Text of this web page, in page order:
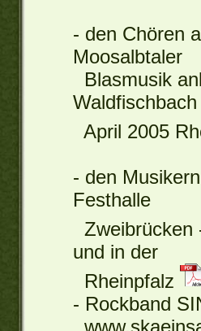
- den Chören
Moosalbtaler
Blasmusik
Waldfischbach
April 2005
- den
Festhalle
und in der
Rheinpfalz
- Rockband